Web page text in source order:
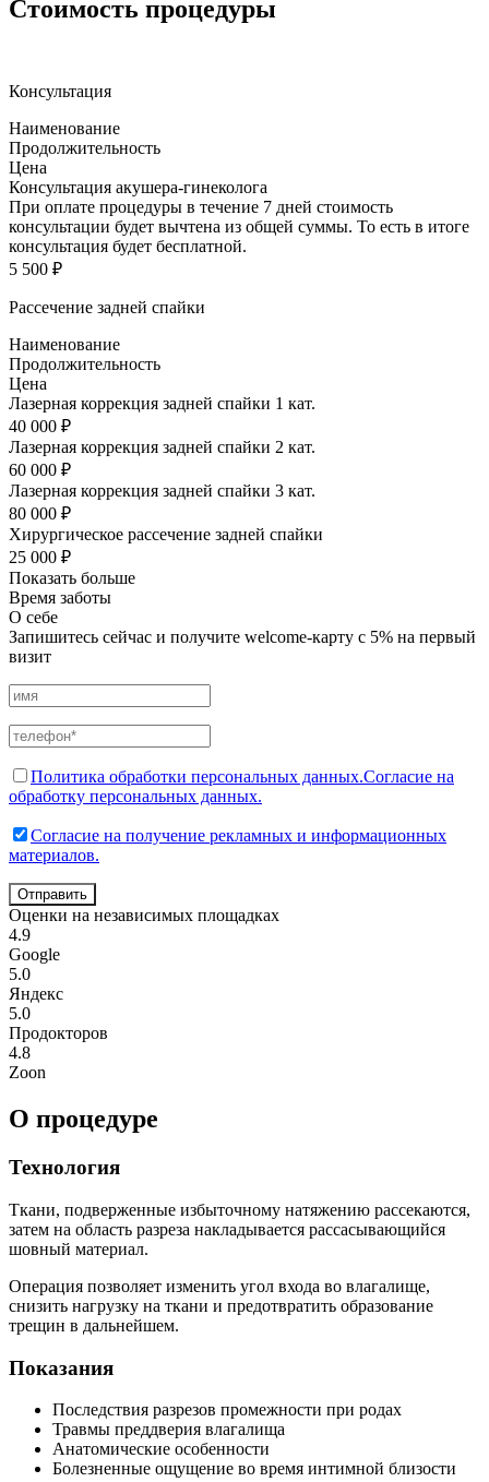
Стоимость процедуры
Консультация
Наименование
Продолжительность
Цена
Консультация акушера-гинеколога
При оплате процедуры в течение 7 дней стоимость
консультации будет вычтена из общей суммы. То есть в итоге
консультация будет бесплатной.
5 500 ₽
Рассечение задней спайки
Наименование
Продолжительность
Цена
Лазерная коррекция задней спайки 1 кат.
40 000 ₽
Лазерная коррекция задней спайки 2 кат.
60 000 ₽
Лазерная коррекция задней спайки 3 кат.
80 000 ₽
Хирургическое рассечение задней спайки
25 000 ₽
Показать больше
Время заботы
О себе
Запишитесь сейчас и получите welcome-карту с 5% на первый
визит
Политика обработки персональных данных.Согласие на
обработку персональных данных.
Согласие на получение рекламных и информационных
материалов.
Отправить
Оценки на независимых площадках
4.9
Google
5.0
Яндекс
5.0
Продокторов
4.8
Zoon
О процедуре
Технология
Ткани, подверженные избыточному натяжению рассекаются,
затем на область разреза накладывается рассасывающийся
шовный материал.
Операция позволяет изменить угол входа во влагалище,
снизить нагрузку на ткани и предотвратить образование
трещин в дальнейшем.
Показания
Последствия разрезов промежности при родах
Травмы преддверия влагалища
Анатомические особенности
Болезненные ощущение во время интимной близости